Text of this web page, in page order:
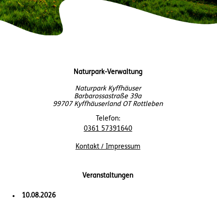
Naturpark-Verwaltung
Naturpark Kyffhäuser
Barbarossastraße 39a
99707 Kyffhäuserland OT Rottleben
Telefon:
0361 57391640
Kontakt / Impressum
Veranstaltungen
10.08.2026